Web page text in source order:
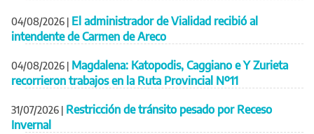
04/08/2026 | El administrador de Vialidad recibió al
intendente de Carmen de Areco
04/08/2026 | Magdalena: Katopodis, Caggiano e Y Zurieta
recorrieron trabajos en la Ruta Provincial Nº11
31/07/2026 | Restricción de tránsito pesado por Receso
Invernal